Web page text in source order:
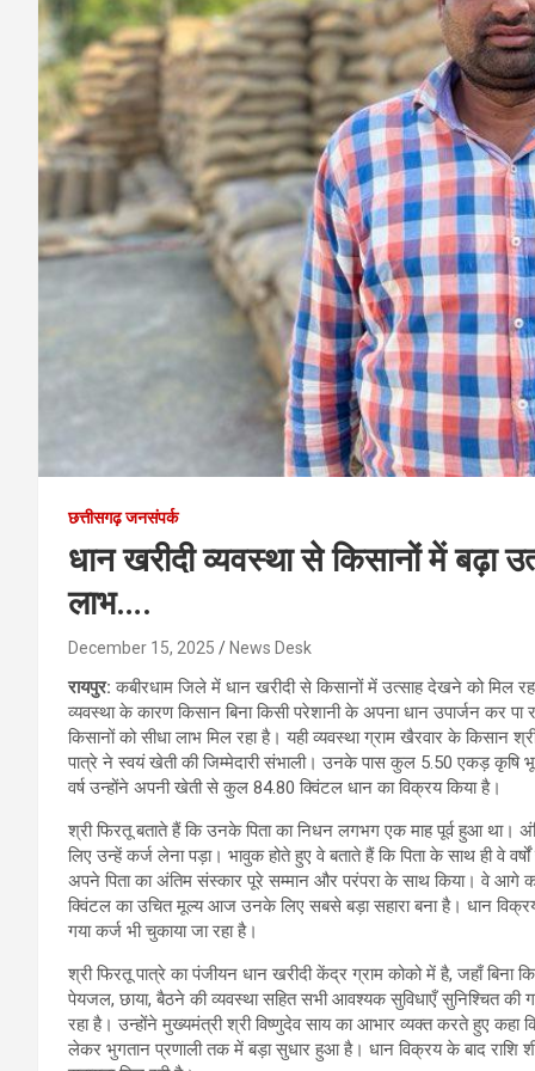
छत्तीसगढ़ जनसंपर्क
धान खरीदी व्यवस्था से किसानों में बढ़ा
लाभ….
December 15, 2025 News Desk
रायपुर:कबीरधाम जिले में धान खरीदी से किसानों में उत्साह देखने को मिल
व्यवस्था के कारण किसान बिना किसी परेशानी के अपना धान उपार्जन
किसानों को सीधा लाभ मिल रहा है। यही व्यवस्था ग्राम खैरवार के किसान
पात्रे ने स्वयं खेती की जिम्मेदारी संभाली। उनके पास कुल 5.50 एकड़
वर्ष उन्होंने अपनी खेती से कुल 84.80 क्विंटल धान का विक्रय किया है।
श्री फिरतू बताते हैं कि उनके पिता का निधन लगभग एक माह पूर्व हुआ
लिए उन्हें कर्ज लेना पड़ा। भावुक होते हुए वे बताते हैं कि पिता के साथ ही वे
अपने पिता का अंतिम संस्कार पूरे सम्मान और परंपरा के साथ किया। वे आगे
क्विंटल का उचित मूल्य आज उनके लिए सबसे बड़ा सहारा बना है। धान
गया कर्ज भी चुकाया जा रहा है।
श्री फिरतू पात्रे का पंजीयन धान खरीदी केंद्र ग्राम कोको में है, जहाँ बिना
पेयजल, छाया, बैठने की व्यवस्था सहित सभी आवश्यक सुविधाएँ सुनिश्चित
रहा है। उन्होंने मुख्यमंत्री श्री विष्णुदेव साय का आभार व्यक्त करते हुए कहा
लेकर भुगतान प्रणाली तक में बड़ा सुधार हुआ है। धान विक्रय के बाद राशि